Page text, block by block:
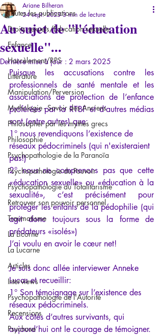
Toutes les publications
Droits sexuels/Education sexuelle
Enfance
Harcèlement/RPS
Littérature
Manipulation/Perversion
Mythologie - Savoir des Anciens
Philosopher par les mythes grecs
Philosophie
Psychopathologie de la Paranoïa
Psychopathologie du Pouvoir
Psychopathologie du Totalitarisme
Retrouver son pouvoir personnel
Traumatisme
La Licorne
La Lucarne
Articles
Interviews
Psychopathologie de l'Autorité
Recensions
Psychose
Au sujet de "l'éducation
sexuelle"...
Ariane Bilheran
24 sept. 2023 3 min de lecture
Dernière mise à jour : 2 mars 2025
Puisque les accusations contre les
professionnels de santé mentale et les
associations de protection de l’enfance
proférées par la RTBF et d’autres médias
sont (entre autres) que:
1° nous revendiquons l’existence de
réseaux pédocriminels (qui n'existeraient
pas!)
2° nous ne comprenons pas que cette
«éducation sexuelle» ou «éducation à la
sexualité», c’est précisément pour
protéger les enfants de la pédophilie (qui
agit donc toujours sous la forme de
prédateurs «isolés»)
J’ai voulu en avoir le cœur net!
Je suis donc allée interviewer Anneke
Lucas et recueillir:
1° Son témoignage sur l’existence des
réseaux pédocriminels.
Aux côtés d’autres survivants, qui
aujourd’hui ont le courage de témoigner.